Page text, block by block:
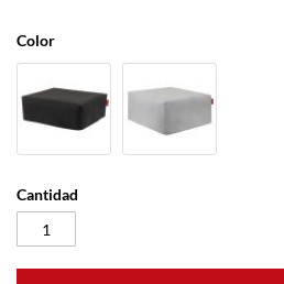
Color
Cantidad